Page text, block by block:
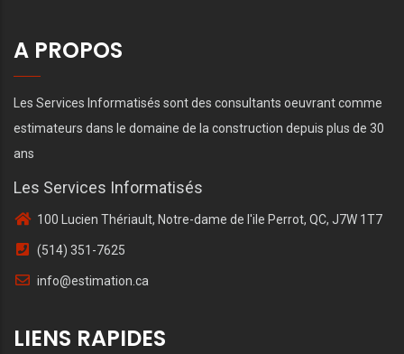
A PROPOS
Les Services Informatisés sont des consultants oeuvrant comme
estimateurs dans le domaine de la construction depuis plus de 30
ans
Les Services Informatisés
100 Lucien Thériault, Notre-dame de l'ile Perrot, QC, J7W 1T7
(514) 351-7625
info@estimation.ca
LIENS RAPIDES